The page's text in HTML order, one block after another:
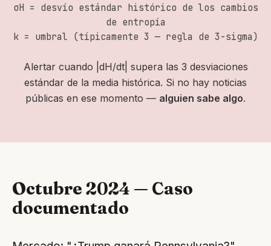
σH = desvío estándar histórico de los cambios
de entropía
k = umbral (típicamente 3 — regla de 3-sigma)
Alertar cuando |dH/dt| supera las 3 desviaciones
estándar de la media histórica. Si no hay noticias
públicas en ese momento — alguien sabe algo.
Octubre 2024 — Caso
documentado